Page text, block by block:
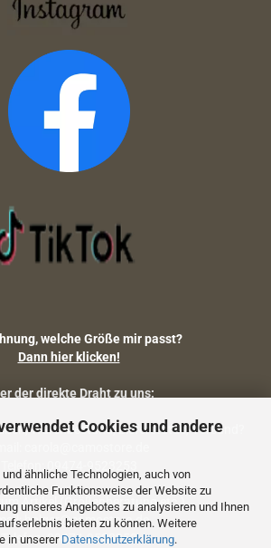
Cookies und andere
ähnliche Technologien, auch von
Funktionsweise der Website zu
unseres Angebotes zu analysieren und Ihnen
bieten zu können. Weitere
in unserer Datenschutzerklärung.
welche Größe mir passt?
Dann hier klicken!
der direkte Draht zu uns:
Warenbestand, Lieferstatus, Versand?
Telefon: 09474-9523253
Artikel (Größenberatung etc.)
holger@camostore.de
Telefon: 09474-9523253